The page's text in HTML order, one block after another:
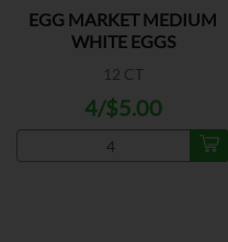
EGG MARKET MEDIUM
WHITE EGGS
12 CT
4/$5.00